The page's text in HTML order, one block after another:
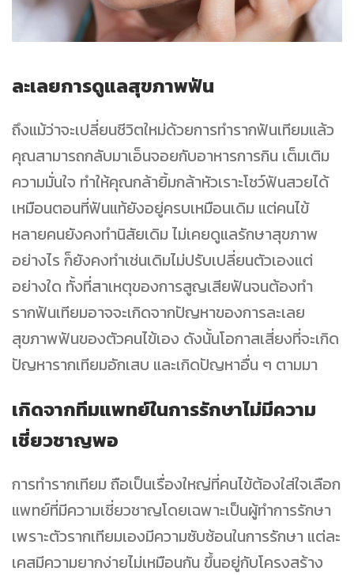
ละเลยการดูแลสุขภาพฟัน
ถึงแม้ว่าจะเปลี่ยนชีวิตใหม่ด้วยการทำรากฟันเทียมแล้ว
คุณสามารถกลับมาเอ็นจอยกับอาหารการกิน เต็มเติม
ความมั่นใจ ทำให้คุณกล้ายิ้มกล้าหัวเราะโชว์ฟันสวยได้
เหมือนตอนที่ฟันแท้ยังอยู่ครบเหมือนเดิม แต่คนไข้
หลายคนยังคงทำนิสัยเดิม ไม่เคยดูแลรักษาสุขภาพ
อย่างไร ก็ยังคงทำเช่นเดิมไม่ปรับเปลี่ยนตัวเองแต่
อย่างใด ทั้งที่สาเหตุของการสูญเสียฟันจนต้องทำ
รากฟันเทียมอาจจะเกิดจากปัญหาของการละเลย
สุขภาพฟันของตัวคนไข้เอง ดังนั้นโอกาสเสี่ยงที่จะเกิด
ปัญหารากเทียมอักเสบ และเกิดปัญหาอื่น ๆ ตามมา
เกิดจากทีมแพทย์ในการรักษาไม่มีความ
เชี่ยวชาญพอ
การทำรากเทียม ถือเป็นเรื่องใหญ่ที่คนไข้ต้องใส่ใจเลือก
แพทย์ที่มีความเชี่ยวชาญโดยเฉพาะเป็นผู้ทำการรักษา
เพราะตัวรากเทียมเองมีความซับซ้อนในการรักษา แต่ละ
เคสมีความยากง่ายไม่เหมือนกัน ขึ้นอยู่กับโครงสร้าง